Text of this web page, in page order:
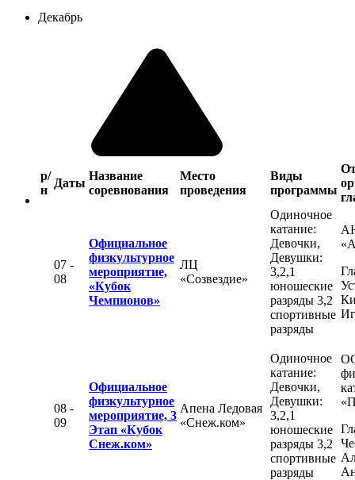
Декабрь
р/
н
Даты
Название
соревнования
Место
проведения
Виды
программы
07 -
08
Официальное
физкультурное
мероприятие,
«Кубок
Чемпионов»
ЛЦ
«Созвездие»
Одиночное
катание:
Девочки,
Девушки:
3,2,1
юношеские
разряды 3,2
спортивные
разряды
08 -
09
Официальное
физкультурное
мероприятие, 3
Этап «Кубок
Снеж.ком»
Апена Ледовая
«Снеж.ком»
Одиночное
катание:
Девочки,
Девушки:
3,2,1
юношеские
разряды 3,2
спортивные
разряды